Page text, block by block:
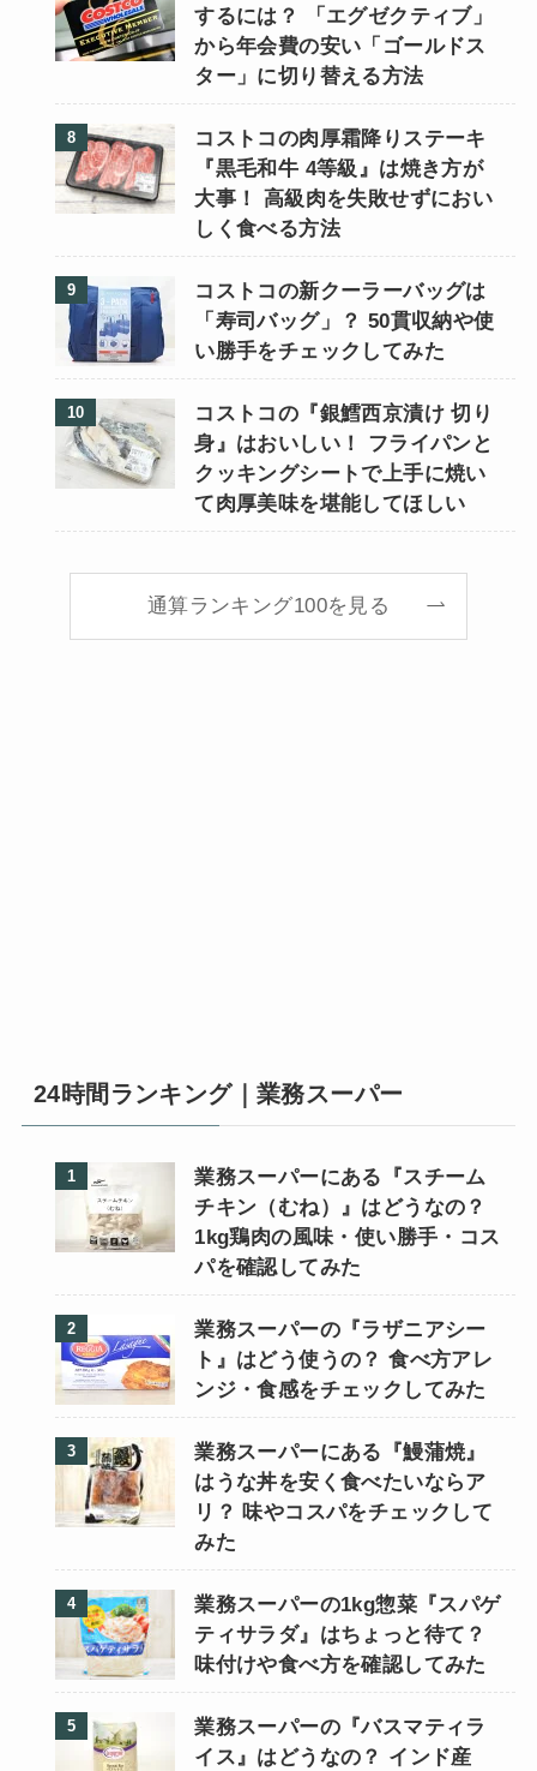
するには？ 「エグゼクティブ」
から年会費の安い「ゴールドス
ター」に切り替える方法
コストコの肉厚霜降りステーキ
『黒毛和牛 4等級』は焼き方が
大事！ 高級肉を失敗せずにおい
しく食べる方法
コストコの新クーラーバッグは
「寿司バッグ」？ 50貫収納や使
い勝手をチェックしてみた
コストコの『銀鱈西京漬け 切り
身』はおいしい！ フライパンと
クッキングシートで上手に焼い
て肉厚美味を堪能してほしい
通算ランキング100を見る
24時間ランキング｜業務スーパー
業務スーパーにある『スチーム
チキン（むね）』はどうなの？
1kg鶏肉の風味・使い勝手・コス
パを確認してみた
業務スーパーの『ラザニアシー
ト』はどう使うの？ 食べ方アレ
ンジ・食感をチェックしてみた
業務スーパーにある『鰻蒲焼』
はうな丼を安く食べたいならア
リ？ 味やコスパをチェックして
みた
業務スーパーの1kg惣菜『スパゲ
ティサラダ』はちょっと待て？
味付けや食べ方を確認してみた
業務スーパーの『バスマティラ
イス』はどうなの？ インド産